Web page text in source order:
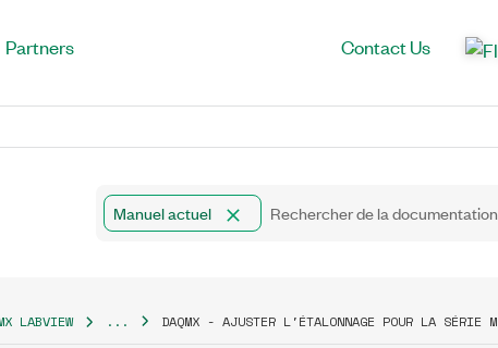
Partners Contact Us
Manuel actuel
LABVIEW ... DAQMX - AJUSTER L'ÉTALONNAGE POUR LA SÉRIE M